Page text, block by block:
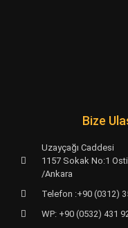
Bize
Uzayçağı Caddesi
1157 Sokak No:1
/Ankara
Telefon :+90 (0312)
WP: +90 (0532) 431